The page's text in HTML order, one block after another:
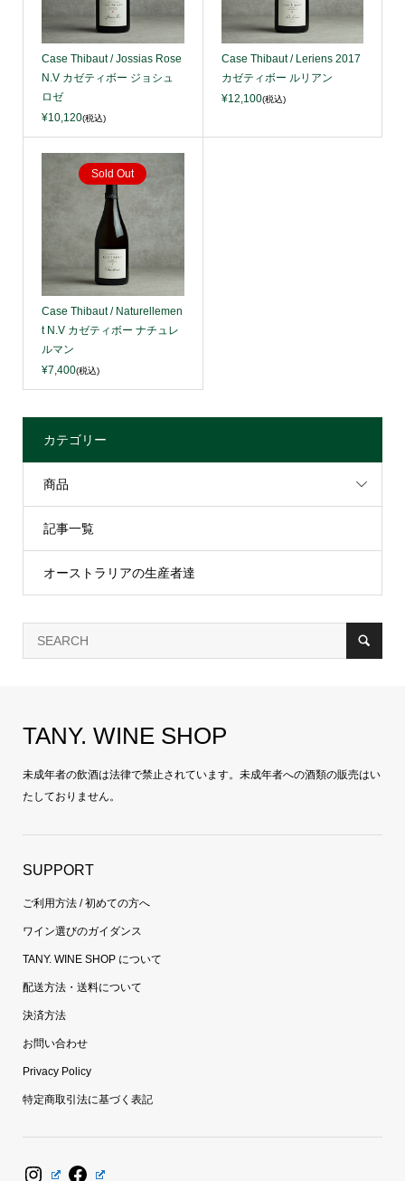
Case Thibaut / Jossias Rose
N.V カゼティボー ジョシュ
ロゼ
¥10,120(税込)
Case Thibaut / Leriens 2017
カゼティボー ルリアン
¥12,100(税込)
Sold Out
Case Thibaut / Naturellemen
t N.V カゼティボー ナチュレ
ルマン
¥7,400(税込)
カテゴリー
商品
記事一覧
オーストラリアの生産者達
TANY. WINE SHOP
未成年者の飲酒は法律で禁止されています。未成年者への酒類の販売はい
たしておりません。
SUPPORT
ご利用方法 / 初めての方へ
ワイン選びのガイダンス
TANY. WINE SHOP について
配送方法・送料について
決済方法
お問い合わせ
Privacy Policy
特定商取引法に基づく表記